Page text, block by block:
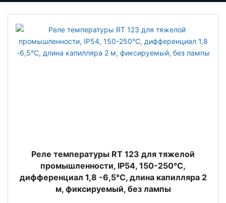
Реле температуры RT 123 для тяжелой
промышленности, IP54, 150-250°С,
дифференциал 1,8 -6,5°С, длина капилляра 2
м, фиксируемый, без лампы